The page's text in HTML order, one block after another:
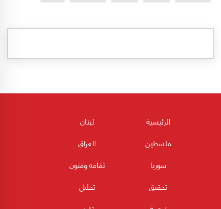
الرئيسية
لبنان
فلسطين
العراق
سوريا
ثقافه وفنون
تحقيق
تحليل